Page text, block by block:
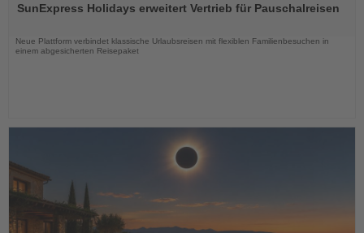
die
SunExpress Holidays erweitert Vertrieb für Pauschalreisen
Neue Plattform verbindet klassische Urlaubsreisen mit flexiblen Familienbesuchen in
einem abgesicherten Reisepaket